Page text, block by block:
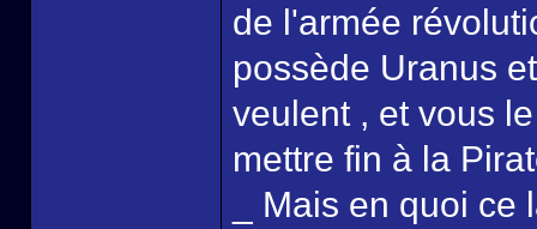
de l'armée
possède Uranus
veulent , et vous
mettre fin à la
_ Mais en quoi